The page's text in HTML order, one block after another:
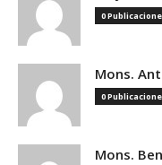
0
Mons.
0
Mons.